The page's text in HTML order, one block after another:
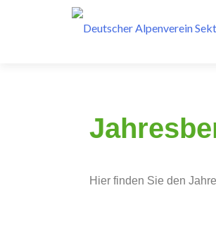
Hier finden Sie den